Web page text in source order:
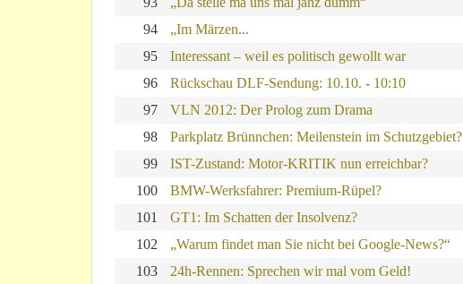
94
„Im Märzen...
95
Interessant – weil es politisch gewollt war
96
Rückschau DLF-Sendung: 10.10. - 10:10
97
VLN 2012: Der Prolog zum Drama
98
Parkplatz Brünnchen: Meilenstein im Schutzgebiet?
99
IST-Zustand: Motor-KRITIK nun erreichbar?
100
BMW-Werksfahrer: Premium-Rüpel?
101
GT1: Im Schatten der Insolvenz?
102
„Warum findet man Sie nicht bei Google-News?“
103
24h-Rennen: Sprechen wir mal vom Geld!